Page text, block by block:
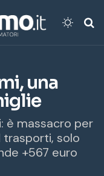
una
è massacro per
trasporti, solo
+567 euro